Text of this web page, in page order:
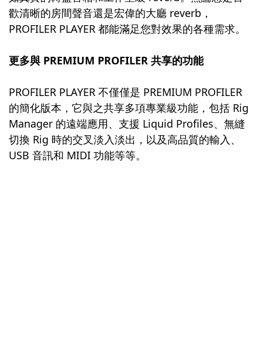
歡清晰的房間聲音還是宏偉的大廳 reverb，
PROFILER PLAYER 都能滿足您對效果的各種需求。
更多與 PREMIUM PROFILER 共享的功能
PROFILER PLAYER 不僅僅是 PREMIUM PROFILER
的簡化版本，它與之共享多項專業級功能，包括 Rig
Manager 的遠端應用、支援 Liquid Profiles、無縫
切換 Rig 時的交叉淡入淡出，以及高品質的輸入、
USB 音訊和 MIDI 功能等等。